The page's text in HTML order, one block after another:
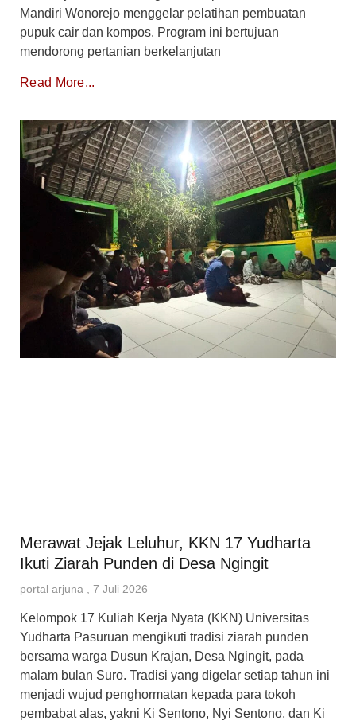
Mandiri Wonorejo menggelar pelatihan pembuatan
pupuk cair dan kompos. Program ini bertujuan
mendorong pertanian berkelanjutan
Read More...
Merawat Jejak Leluhur, KKN 17 Yudharta
Ikuti Ziarah Punden di Desa Ngingit
portal arjuna 7 Juli 2026
Kelompok 17 Kuliah Kerja Nyata (KKN) Universitas
Yudharta Pasuruan mengikuti tradisi ziarah punden
bersama warga Dusun Krajan, Desa Ngingit, pada
malam bulan Suro. Tradisi yang digelar setiap tahun ini
menjadi wujud penghormatan kepada para tokoh
pembabat alas, yakni Ki Sentono, Nyi Sentono, dan Ki